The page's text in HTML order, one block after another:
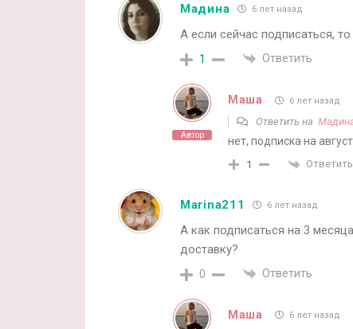
Мадина 6 лет назад
А если сейчас подписаться,
1 Ответить
Автор
Маша 6 лет назад
Ответить на
нет, подписка на
1 Ответить
Marina211 6 лет назад
А как подписаться на 3
доставку?
0 Ответить
Маша 6 лет назад